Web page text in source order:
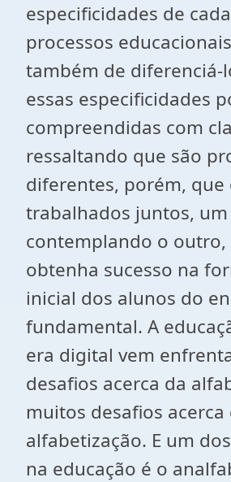
especificidades de
processos
também de diferenciá-
essas especificidades
compreendidas com
ressaltando que são
diferentes, porém, que
trabalhados juntos, um
contemplando o outro,
obtenha sucesso na
inicial dos alunos do
fundamental. A
era digital vem
desafios acerca da
muitos desafios acerca
alfabetização. E um
na educação é o